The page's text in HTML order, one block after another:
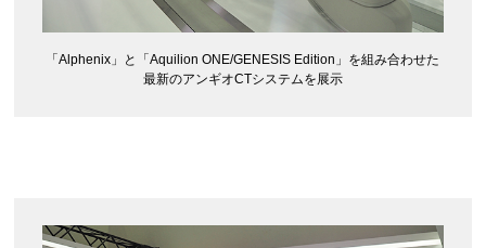
「Alphenix」と「Aquilion ONE/GENESIS Edition」を組み合わせた
最新のアンギオCTシステムを展示